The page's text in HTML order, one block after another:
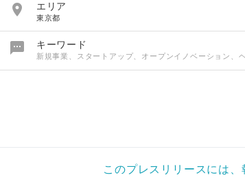
 エリア
東京都
 キーワード
新規事業、スタートアップ、オープンイノベーション、
このプレスリリースには、